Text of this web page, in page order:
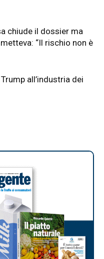
chiude il dossier ma
“Il rischio non è
all’industria dei